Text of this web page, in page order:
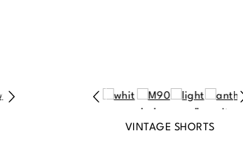
VINTAGE SHORTS